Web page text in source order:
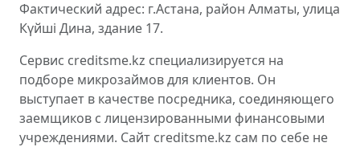
Фактический адрес: г.Астана, район Алматы, улица
Күйші Дина, здание 17.
Сервис creditsme.kz специализируется на
подборе микрозаймов для клиентов. Он
выступает в качестве посредника, соединяющего
заемщиков с лицензированными финансовыми
учреждениями. Сайт creditsme.kz сам по себе не